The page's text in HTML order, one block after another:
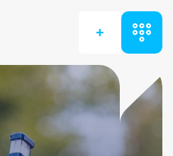
+